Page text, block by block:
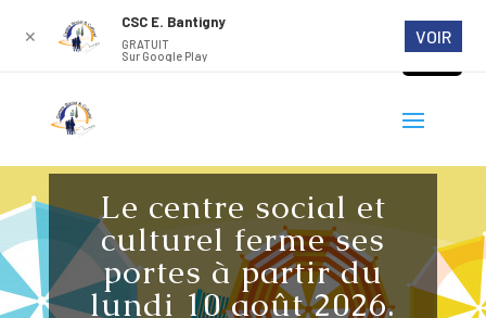
Le centre social et
culturel ferme ses
portes à partir du
lundi 10 août 2026.
✕
CSC E. Bantigny
GRATUIT
Sur Google Play
VOIR